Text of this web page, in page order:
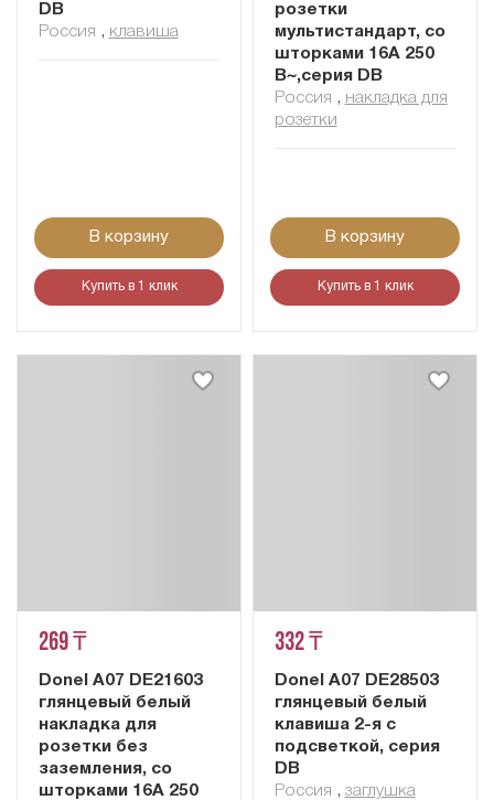
DB
Россия , клавиша
В корзину
Купить в 1 клик
розетки
мультистандарт, со
шторками 16A 250
В~,серия DB
Россия , накладка для
розетки
В корзину
Купить в 1 клик
269 ₸
Donel A07 DE21603
глянцевый белый
накладка для
розетки без
заземления, со
шторками 16A 250
332 ₸
Donel A07 DE28503
глянцевый белый
клавиша 2-я с
подсветкой, серия
DB
Россия , заглушка